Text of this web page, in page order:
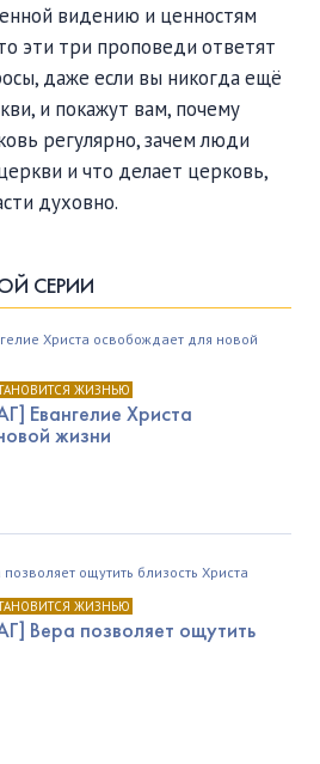
видению и ценностям
эти три проповеди ответят
даже если вы никогда ещё
и покажут вам, почему
регулярно, зачем люди
и что делает церковь,
духовно.
СЕРИИ
ЖИЗНЬЮ
Христа
жизни
ЖИЗНЬЮ
позволяет ощутить